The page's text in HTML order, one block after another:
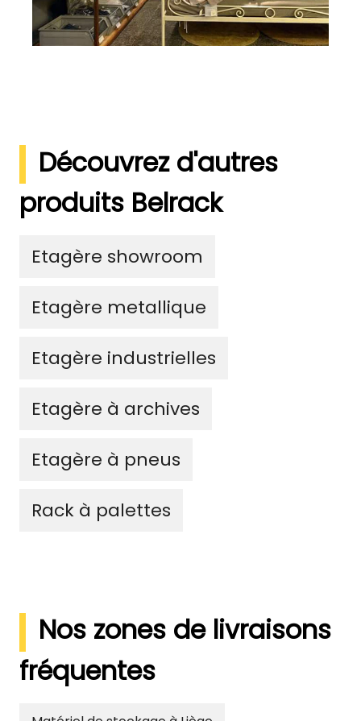
Découvrez d'autres
produits Belrack
Etagère showroom
Etagère metallique
Etagère industrielles
Etagère à archives
Etagère à pneus
Rack à palettes
Nos zones de livraisons
fréquentes